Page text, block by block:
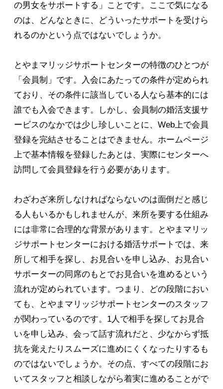
の男女をサポートする」ことです。ここで気になる
のは、どんなときに、どういったサポートを受けら
れるのかという点ではないでしょうか。
とやまマリッジサポートセンターの特徴のひとつが
「会員制」です。入会にあたっての条件が定められ
ており、その条件に該当している人なら基本的には
誰でも入会できます。しかし、会員制の婚活支援サ
ービスのなかでは少し珍しいことに、Web上で会員
登録を完結させることはできません。ホームページ
上で基本情報を登録したあとは、実際にセンターへ
訪問して会員登録を行う必要があります。
わざわざ来所しなければならないのは面倒だと感じ
る人もいるかもしれませんが、来所を要する仕組み
には非常に合理的な背景があります。とやまマリッ
ジサポートセンターにおける婚活サポートでは、来
所して相手を探し、お見合いを申し込み、お見合い
サポーターの同席のもとでお見合いを進めるという
流れが定められています。つまり、どの段階におい
ても、とやまマリッジサポートセンターのスタッフ
が関わっているのです。1人で相手を探してお見合
いを申し込み、会って話す流れだと、少なからず抵
抗を覚えたりスムーズに進めにくくなったりするも
のではないでしょうか。その点、すべての段階にお
いてスタッフと相談しながら着実に進めることがで